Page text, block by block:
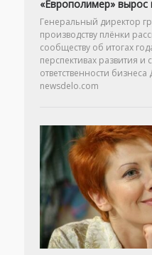
«Европолимер» вырос
Генеральный директор
производству плёнки
сообществу об итогах
перспективах развития и
ответственности
newsdelo.com